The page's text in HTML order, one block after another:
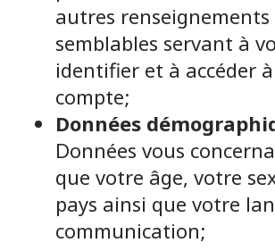
autres renseignements
semblables servant à
identifier et à accéder
compte;
Données
Données vous
que votre âge, votre
pays ainsi que votre
communication;